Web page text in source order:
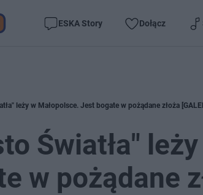
ESKA Story Dołącz
leży w Małopolsce. Jest bogate w pożądane złoża
Światła"
w pożądane